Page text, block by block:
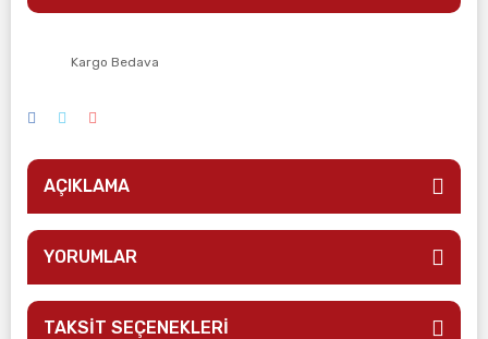
Kargo Bedava
AÇIKLAMA
YORUMLAR
TAKSİT SEÇENEKLERİ